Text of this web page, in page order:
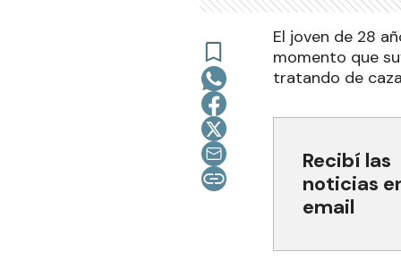
El joven de 28
momento que
tratando de
Recibí las
noticias
email